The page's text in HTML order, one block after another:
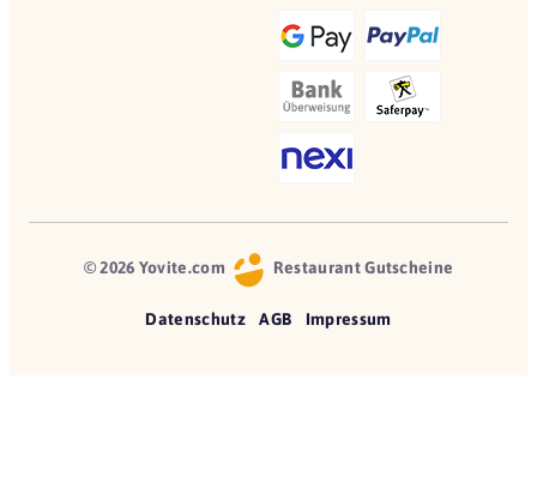
© 2026 Yovite.com Restaurant Gutscheine
Datenschutz AGB Impressum